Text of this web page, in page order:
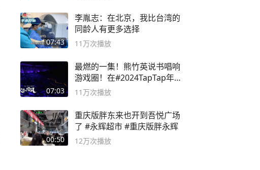
07:43
李胤志：在北京，我比台湾的
同龄人有更多选择
11万次播放
07:03
最燃的一集！熊竹英说书唱响
游戏圈！在#2024TapTap年
度游戏大赏
11万次播放
00:50
重庆版胖东来也开到吾悦广场
了 #永辉超市 #重庆版胖永辉
12万次播放